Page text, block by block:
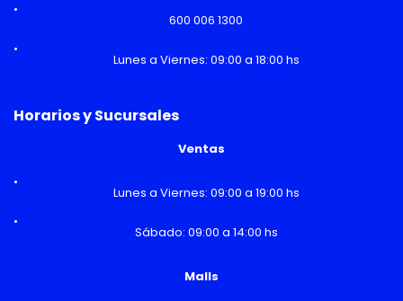
600 006 1300
Lunes a Viernes: 09:00 a 18:00 hs
Horarios y Sucursales
Ventas
Lunes a Viernes: 09:00 a 19:00 hs
Sábado: 09:00 a 14:00 hs
Malls